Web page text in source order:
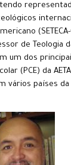
de Teologia
um dos
(PCE) da
vários países da